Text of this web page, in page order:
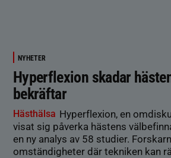
NYHETER
Hyperflexion skadar
bekräftar
Hästhälsa Hyperflexion, en
visat sig påverka hästens
en ny analys av 58 studier.
omständigheter där tekniken kan